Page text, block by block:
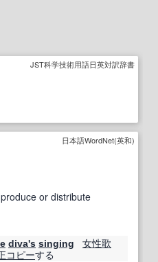
JST科学技術用語日英対訳辞書
日本語WordNet(英和)
or distribute
diva's singing 女性歌
コピーする